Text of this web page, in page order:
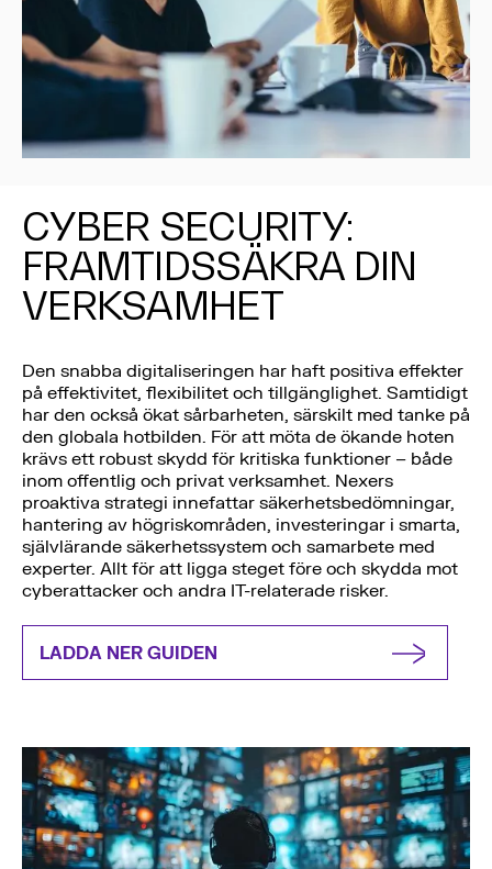
CYBER SECURITY:
FRAMTIDSSÄKRA DIN
VERKSAMHET
Den snabba digitaliseringen har haft positiva effekter
på effektivitet, flexibilitet och tillgänglighet. Samtidigt
har den också ökat sårbarheten, särskilt med tanke på
den globala hotbilden. För att möta de ökande hoten
krävs ett robust skydd för kritiska funktioner – både
inom offentlig och privat verksamhet. Nexers
proaktiva strategi innefattar säkerhetsbedömningar,
hantering av högriskområden, investeringar i smarta,
självlärande säkerhetssystem och samarbete med
experter. Allt för att ligga steget före och skydda mot
cyberattacker och andra IT-relaterade risker.
LADDA NER GUIDEN